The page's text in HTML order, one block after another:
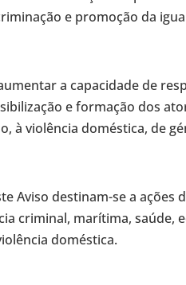
e promoção da
a capacidade de
e formação dos
à violência doméstica, de
Aviso destinam-se a ações
criminal, marítima, saúde,
doméstica.